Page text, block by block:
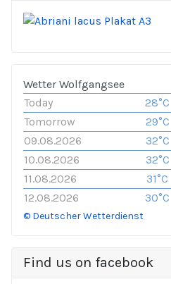
Wetter Wolfgangsee
Today
28°C
Tomorrow
29°C
09.08.2026
32°C
10.08.2026
32°C
11.08.2026
31°C
12.08.2026
30°C
© Deutscher Wetterdienst
Find us on facebook